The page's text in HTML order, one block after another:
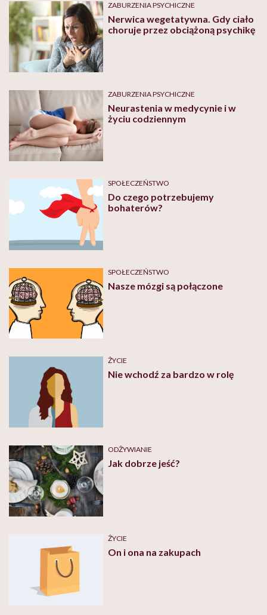
ZABURZENIA PSYCHICZNE
Nerwica wegetatywna. Gdy ciało
choruje przez obciążoną psychikę
ZABURZENIA PSYCHICZNE
Neurastenia w medycynie i w
życiu codziennym
SPOŁECZEŃSTWO
Do czego potrzebujemy
bohaterów?
SPOŁECZEŃSTWO
Nasze mózgi są połączone
ŻYCIE
Nie wchodź za bardzo w rolę
ODŻYWIANIE
Jak dobrze jeść?
ŻYCIE
On i ona na zakupach